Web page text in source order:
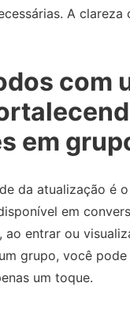
A clareza
com
em
da atualização é
em
ao entrar ou
grupo, você
um toque.